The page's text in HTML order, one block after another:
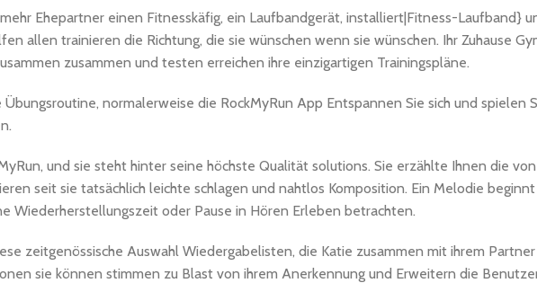
Ehepartner einen Fitnesskäfig, ein Laufbandgerät, installiert|Fitness-Laufband}
allen trainieren die Richtung, die sie wünschen wenn sie wünschen. Ihr Zuhause
zusammen und testen erreichen ihre einzigartigen Trainingspläne.
normalerweise die RockMyRun App Entspannen Sie sich und spielen
und sie steht hinter seine höchste Qualität solutions. Sie erzählte Ihnen die
seit sie tatsächlich leichte schlagen und nahtlos Komposition. Ein Melodie
Wiederherstellungszeit oder Pause in Hören Erleben betrachten.
zeitgenössische Auswahl Wiedergabelisten, die Katie zusammen mit ihrem
sie können stimmen zu Blast von ihrem Anerkennung und Erweitern die